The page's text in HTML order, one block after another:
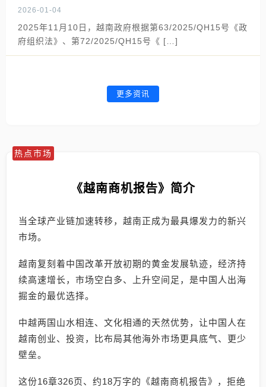
2026-01-04
2025年11月10日，越南政府根据第63/2025/QH15号《政
府组织法》、第72/2025/QH15号《 […]
更多资讯
热点市场
《越南商机报告》简介
当全球产业链加速转移，越南正成为最具爆发力的新兴
市场。
越南复刻着中国改革开放初期的黄金发展轨迹，经济持
续高速增长，市场空白多、上升空间足，是中国人出海
掘金的最优选择。
中越两国山水相连、文化相通的天然优势，让中国人在
越南创业、投资，比布局其他海外市场更具底气、更少
壁垒。
这份16章326页、约18万字的《越南商机报告》，拒绝